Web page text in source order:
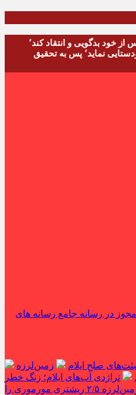
امام علی (ع) می فرماید : هر کس از خود بدگویی و انتقاد کند٬
خود را اصلاح کرده و هر کس خودستایی نماید٬ پس به تحقیق
در رسانه جامع رسانه های
زمین‌لرزه
تراژدی آب‌های ایلام؛ زنگ خطر
زمین‌لرزه ۲/۵ ریشتری مورموری را